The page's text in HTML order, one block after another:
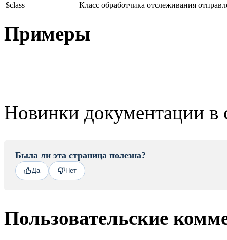
$class
Класс обработчика отслеживания
Примеры
Новинки документации в
Была ли эта страница полезна?
Да Нет
Пользовательские